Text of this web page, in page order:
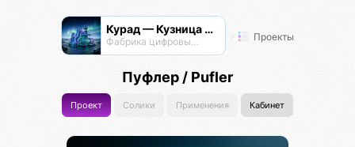
Курад — Кузница Радианта
Фабрика цифровых технологий Проекты
Пуфлер / Pufler
Проект Солики Применения Кабинет